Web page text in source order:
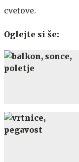
cvetove.
Oglejte si še: